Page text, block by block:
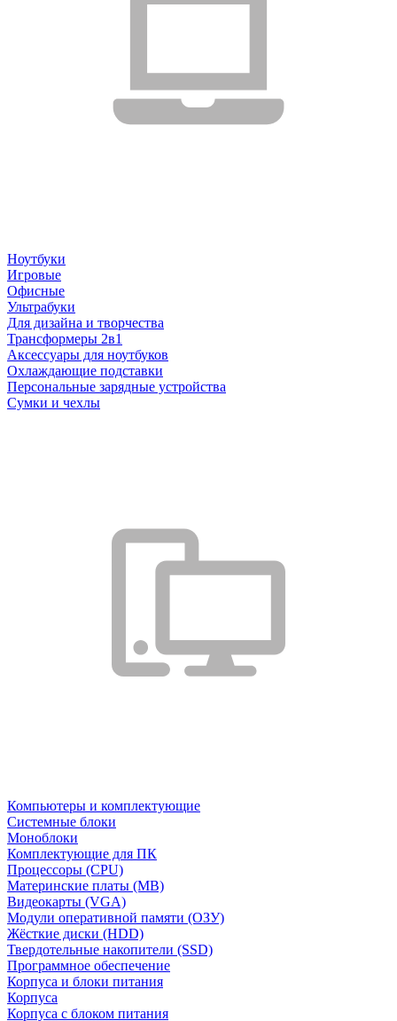
Ноутбуки
Игровые
Офисные
Ультрабуки
Для дизайна и творчества
Трансформеры 2в1
Аксессуары для ноутбуков
Охлаждающие подставки
Персональные зарядные устройства
Сумки и чехлы
Компьютеры и комплектующие
Системные блоки
Моноблоки
Комплектующие для ПК
Процессоры (CPU)
Материнские платы (MB)
Видеокарты (VGA)
Модули оперативной памяти (ОЗУ)
Жёсткие диски (HDD)
Твердотельные накопители (SSD)
Программное обеспечение
Корпуса и блоки питания
Корпуса
Корпуса с блоком питания